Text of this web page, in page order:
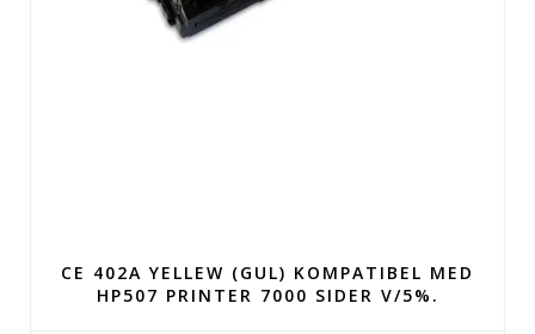
CE 402A YELLEW (GUL) KOMPATIBEL MED
HP507 PRINTER 7000 SIDER V/5%.